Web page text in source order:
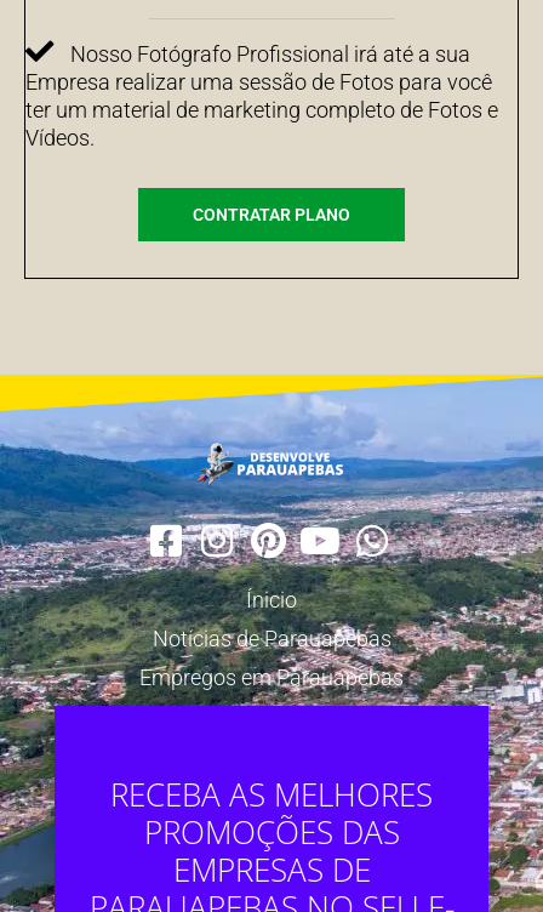
Nosso Fotógrafo Profissional irá até a sua
Empresa realizar uma sessão de Fotos para você
ter um material de marketing completo de Fotos e
Vídeos.
CONTRATAR PLANO
Ínicio
Notícias de Parauapebas
Empregos em Parauapebas
RECEBA AS MELHORES
PROMOÇÕES DAS
EMPRESAS DE